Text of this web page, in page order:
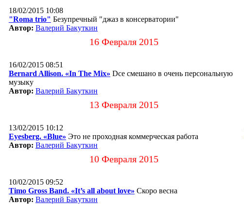
18/02/2015 10:08
"Roma trio" Безупречный "джаз в консерватории"
Автор: Валерий Бакуткин
16 Февраля 2015
16/02/2015 08:51
Bernard Allison. «In The Mix» Dсе смешано в очень персональную
музыку
Автор: Валерий Бакуткин
13 Февраля 2015
13/02/2015 10:12
Eyesberg. «Blue» Это не проходная коммерческая работа
Автор: Валерий Бакуткин
10 Февраля 2015
10/02/2015 09:52
Timo Gross Band. «It’s all about love» Скоро весна
Автор: Валерий Бакуткин